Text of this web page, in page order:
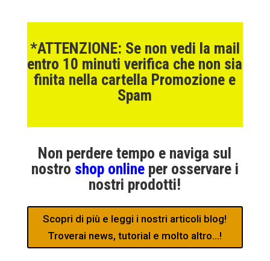
*ATTENZIONE: Se non vedi la mail
entro 10 minuti verifica che non sia
finita nella cartella Promozione e
Spam
Non perdere tempo e naviga sul
nostro shop onlineper osservare i
nostri prodotti!
Scopri di più e leggi i nostri articoli blog!
Troverai news, tutorial e molto altro...!